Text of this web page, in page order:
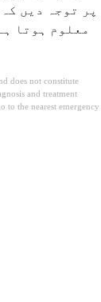
پر توجہ دیں
معلوم ہوتا
does not constitute
and treatment
to the nearest emergency